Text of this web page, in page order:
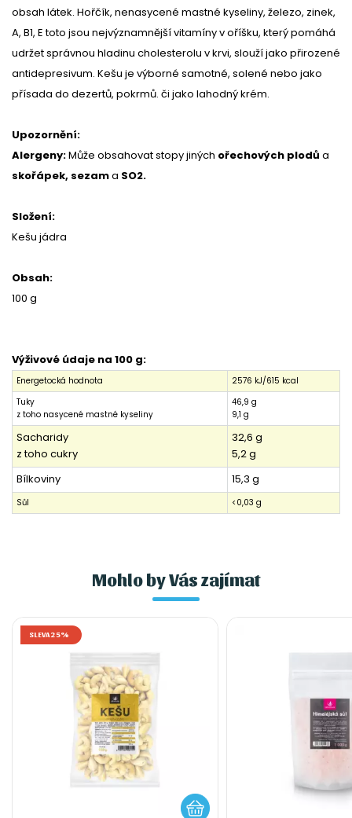
obsah látek. Hořčík, nenasycené mastné kyseliny, železo, zinek,
A, B1, E toto jsou nejvýznamnější vitamíny v oříšku, který pomáhá
udržet správnou hladinu cholesterolu v krvi, slouží jako přirozené
antidepresivum. Kešu je výborné samotné, solené nebo jako
přísada do dezertů, pokrmů. či jako lahodný krém.
Upozornění:
Alergeny:Může obsahovat stopy jiných ořechových plodů a
skořápek, sezama SO2.
Složení:
Kešu jádra
Obsah:
100 g
Výživové údaje na 100 g:
Energetocká hodnota
2576 kJ/615 kcal
Tuky
z toho nasycené mastné kyseliny
46,9 g
9,1 g
Sacharidy
z toho cukry
32,6 g
5,2 g
Bílkoviny
15,3 g
Sůl <0,03 g
Mohlo by Vás zajímat
SLEVA 25%